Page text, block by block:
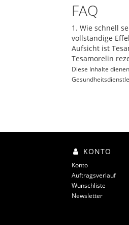
FAQ
1. Wie schnell
vollständige
Aufsicht ist
Tesamorelin
Diese Inhalte
KONTO
Konto
Auftragsverlauf
Wunschliste
Newsletter